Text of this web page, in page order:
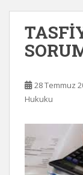
28 Temmuz
Hukuku